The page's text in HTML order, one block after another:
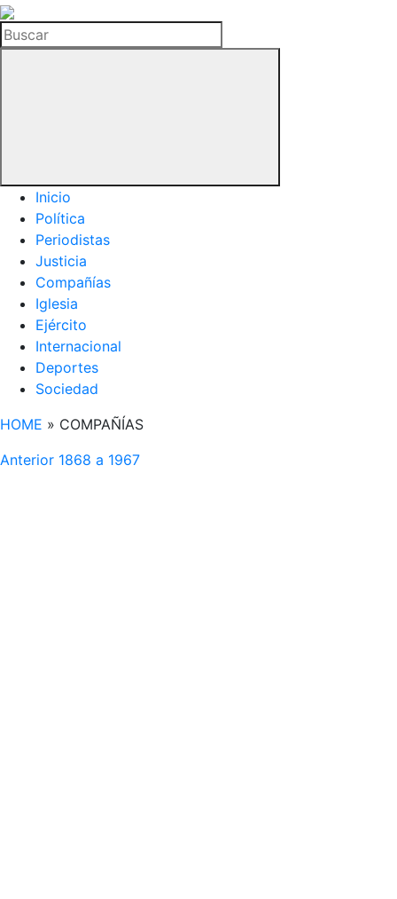
La
Hemeroteca
del
Buscar
Inicio
Política
Periodistas
Justicia
Compañías
Iglesia
Ejército
Internacional
Deportes
Sociedad
HOME » COMPAÑÍAS
Anterior 1868 a 1967